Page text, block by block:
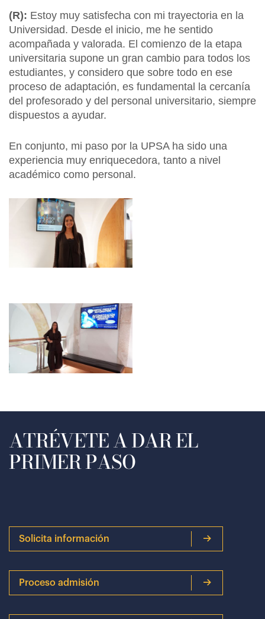
(R): Estoy muy satisfecha con mi trayectoria en la
Universidad. Desde el inicio, me he sentido
acompañada y valorada. El comienzo de la etapa
universitaria supone un gran cambio para todos los
estudiantes, y considero que sobre todo en ese
proceso de adaptación, es fundamental la cercanía
del profesorado y del personal universitario, siempre
dispuestos a ayudar.
En conjunto, mi paso por la UPSA ha sido una
experiencia muy enriquecedora, tanto a nivel
académico como personal.
ATRÉVETE A DAR EL
PRIMER PASO
Solicita información
Proceso admisión